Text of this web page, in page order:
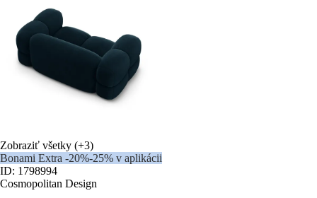
Zobraziť všetky (+3)
Bonami Extra -20%-25% v aplikácii
ID: 1798994
Cosmopolitan Design